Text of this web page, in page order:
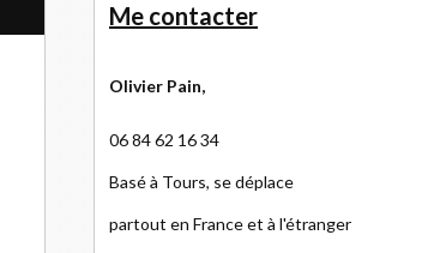
Me contacter
Olivier Pain,
06 84 62 16 34
Basé à Tours, se déplace
partout en France et à l'étranger